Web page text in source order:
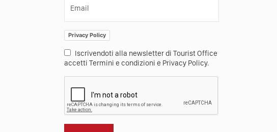
Email
Privacy Policy
Iscrivendoti alla newsletter di Tourist Office
accetti Termini e condizioni e Privacy Policy.